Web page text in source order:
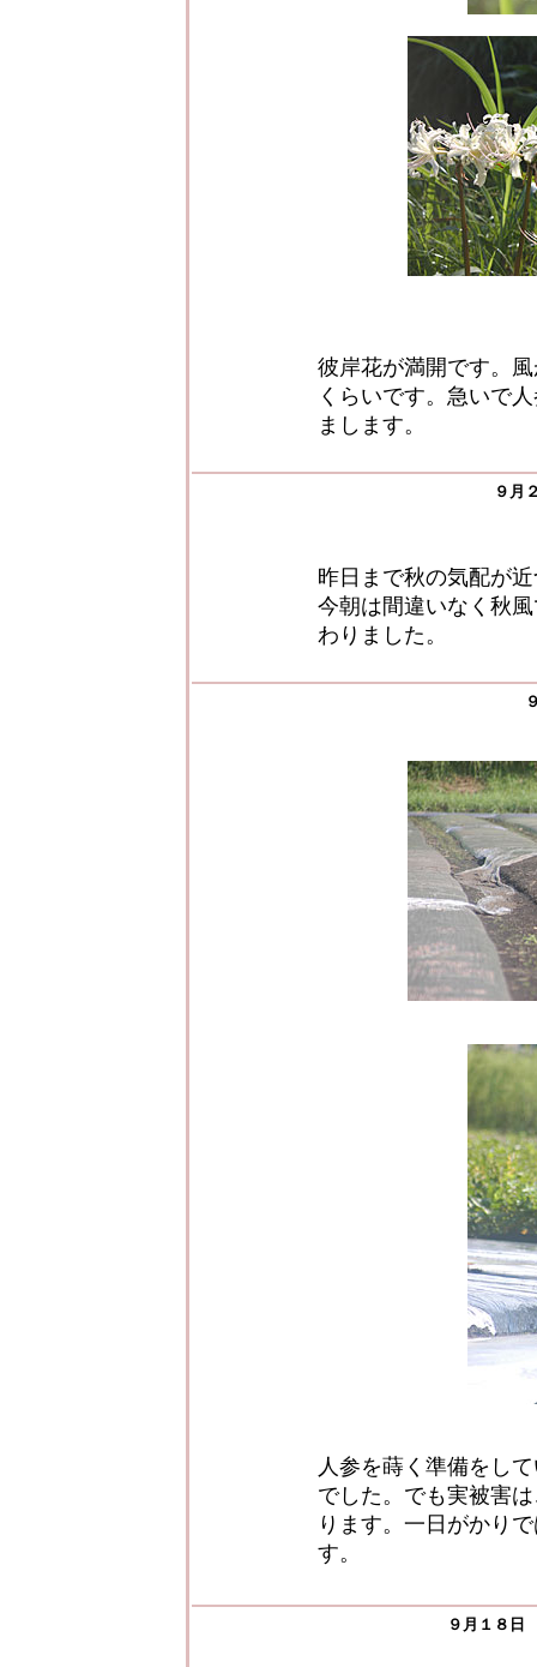
彼岸花が満開です。
くらいです。急いで
まします。
９月
昨日まで秋の気配が
今朝は間違いなく秋
わりました。
人参を蒔く準備をし
でした。でも実被害
ります。一日がかり
す。
９月１８